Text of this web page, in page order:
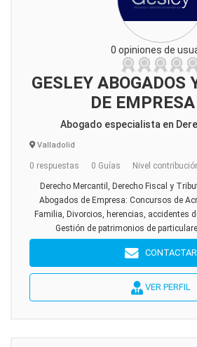
0 opiniones de
GESLEY ABOGADOS
DE
Abogado especialista en
Valladolid
0 respuestas 0 Guías Nivel
Derecho Mercantil, Derecho Fiscal y
Abogados de Empresa: Concursos de
Familia, Divorcios, herencias, accidentes
Gestión de patrimonios de
CONTACTAR
VER PERFIL